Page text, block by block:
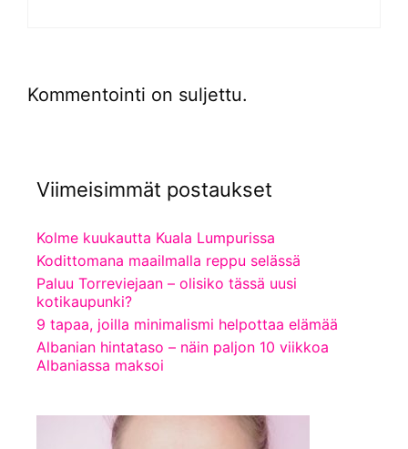
Kommentointi on suljettu.
Viimeisimmät postaukset
Kolme kuukautta Kuala Lumpurissa
Kodittomana maailmalla reppu selässä
Paluu Torreviejaan – olisiko tässä uusi
kotikaupunki?
9 tapaa, joilla minimalismi helpottaa elämää
Albanian hintataso – näin paljon 10 viikkoa
Albaniassa maksoi